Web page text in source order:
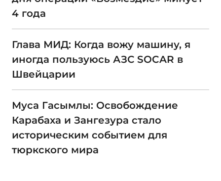
4 года
Глава МИД: Когда вожу машину, я
иногда пользуюсь АЗС SOCAR в
Швейцарии
Муса Гасымлы: Освобождение
Карабаха и Зангезура стало
историческим событием для
тюркского мира